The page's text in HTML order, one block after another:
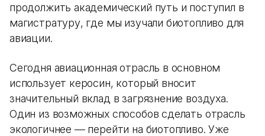
продолжить академический путь и поступил в
магистратуру, где мы изучали биотопливо для
авиации.
Сегодня авиационная отрасль в основном
использует керосин, который вносит
значительный вклад в загрязнение воздуха.
Один из возможных способов сделать отрасль
экологичнее — перейти на биотопливо. Уже